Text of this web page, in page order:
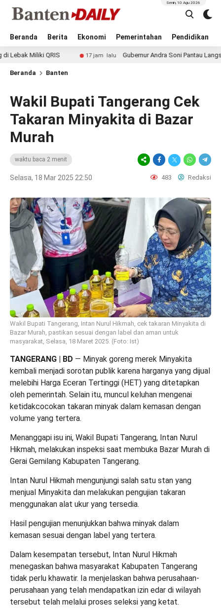
Beranda Berita Ekonomi Pemerintahan Pendidikan
Senin, 10 Agu 2026
QRIS 17 jam lalu Gubernur Andra Soni Pantau Langsung
Beranda Banten
Wakil Bupati Tangerang Cek
Takaran Minyakita di Bazar
Murah
waktu baca 2 menit
Selasa, 18 Mar 2025 22:50 483 Redaksi
Wakil Bupati Tangerang, Intan Nurul Hikmah, cek takaran Minyakita di
Bazar Murah, pastikan sesuai dengan label dan aman untuk
masyarakat, Selasa, 18 Maret 2025. (Foto: Ist)
TANGERANG | BD — Minyak goreng merek Minyakita
kembali menjadi sorotan publik karena harganya yang dijual
melebihi Harga Eceran Tertinggi (HET) yang ditetapkan
oleh pemerintah. Selain itu, muncul keluhan mengenai
ketidakcocokan takaran minyak dalam kemasan dengan
volume yang tertera.
Menanggapi isu ini, Wakil Bupati Tangerang, Intan Nurul
Hikmah, melakukan inspeksi saat membuka Bazar Murah di
Gerai Gemilang Kabupaten Tangerang.
Intan Nurul Hikmah mengunjungi salah satu stan yang
menjual Minyakita dan melakukan pengujian takaran
menggunakan alat ukur yang tersedia.
Hasil pengujian menunjukkan bahwa minyak dalam
kemasan sesuai dengan label yang tertera.
Dalam kesempatan tersebut, Intan Nurul Hikmah
menegaskan bahwa masyarakat Kabupaten Tangerang
tidak perlu khawatir. Ia menjelaskan bahwa perusahaan-
perusahaan yang telah mendapatkan izin edar di wilayah
tersebut telah melalui proses seleksi yang ketat.